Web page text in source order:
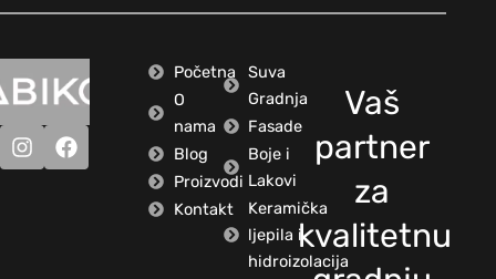
Početna
O
nama
Blog
Proizvodi
Kontakt
Suva
Gradnja
Fasade
Boje i
Lakovi
Keramička
ljepila i
hidroizolacija
Vaš
partner
za
kvalitetnu